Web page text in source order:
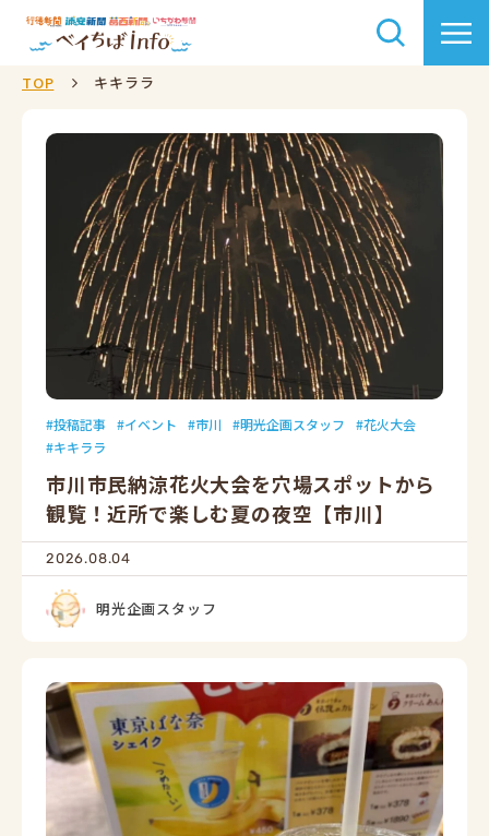
TOP キキララ
投稿記事 イベント 市川 明光企画スタッフ
花火大会
キキララ
市川市民納涼花火大会を穴場スポットから
観覧！近所で楽しむ夏の夜空【市川】
2026.08.04
明光企画スタッフ